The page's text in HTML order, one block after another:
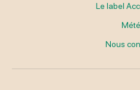
Le label
Nous